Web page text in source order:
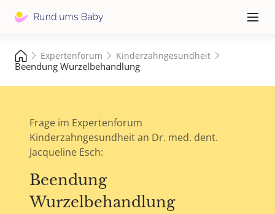
≡
Expertenforum Kinderzahngesundheit
Beendung Wurzelbehandlung
Frage im Expertenforum
Kinderzahngesundheit an Dr. med. dent.
Jacqueline Esch:
Beendung
Wurzelbehandlung